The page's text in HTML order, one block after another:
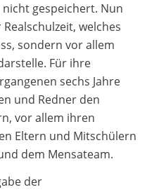
gespeichert. Nun
welches
sondern vor allem
Für ihre
sechs Jahre
und Redner den
vor allem ihren
Eltern und Mitschülern
dem Mensateam.
der